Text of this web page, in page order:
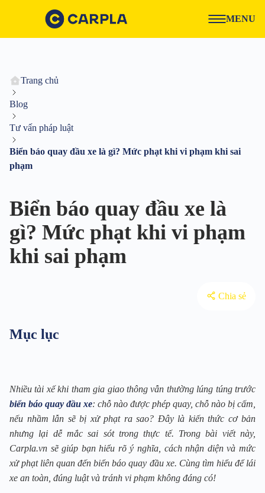
MENU
Trang chủ
Blog
Tư vấn pháp luật
Biển báo quay đầu xe là gì? Mức phạt khi vi phạm khi sai
phạm
Biển báo quay đầu xe là
gì? Mức phạt khi vi phạm
khi sai phạm
Chia sẻ
Nhiều tài xế khi tham gia giao thông vẫn thường lúng túng trước
biển báo quay đầu xe: chỗ nào được phép quay, chỗ nào bị cấm,
nếu nhầm lẫn sẽ bị xử phạt ra sao? Đây là kiến thức cơ bản
nhưng lại dễ mắc sai sót trong thực tế. Trong bài viết này,
Carpla.vn sẽ giúp bạn hiểu rõ ý nghĩa, cách nhận diện và mức
xử phạt liên quan đến biển báo quay đầu xe. Cùng tìm hiểu để lái
xe an toàn, đúng luật và tránh vi phạm không đáng có!
Mục lục